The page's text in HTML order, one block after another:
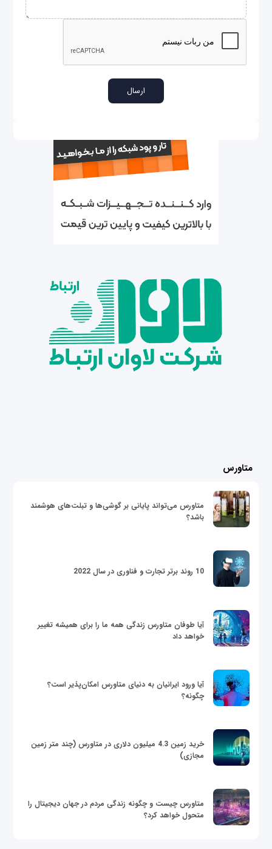
متاورس
متاورس می‌تواند پایانی بر گوشی‌ها و تبلت‌های هوشمند
باشد؟
10 روند برتر تجارت و فناوری در سال 2022
آیا طوفان متاورس زندگی همه ما را برای همیشه تغییر
خواهد داد
آیا ورود ایرانیان به دنیای متاورس امکان‌پذیر است؟
چگونه؟
خرید زمین 4.3 میلیون دلاری در متاورس (چند متر زمین
مجازی)
متاورس چیست و چگونه زندگی مردم در جهان دیجیتال را
متحول خواهد کرد؟